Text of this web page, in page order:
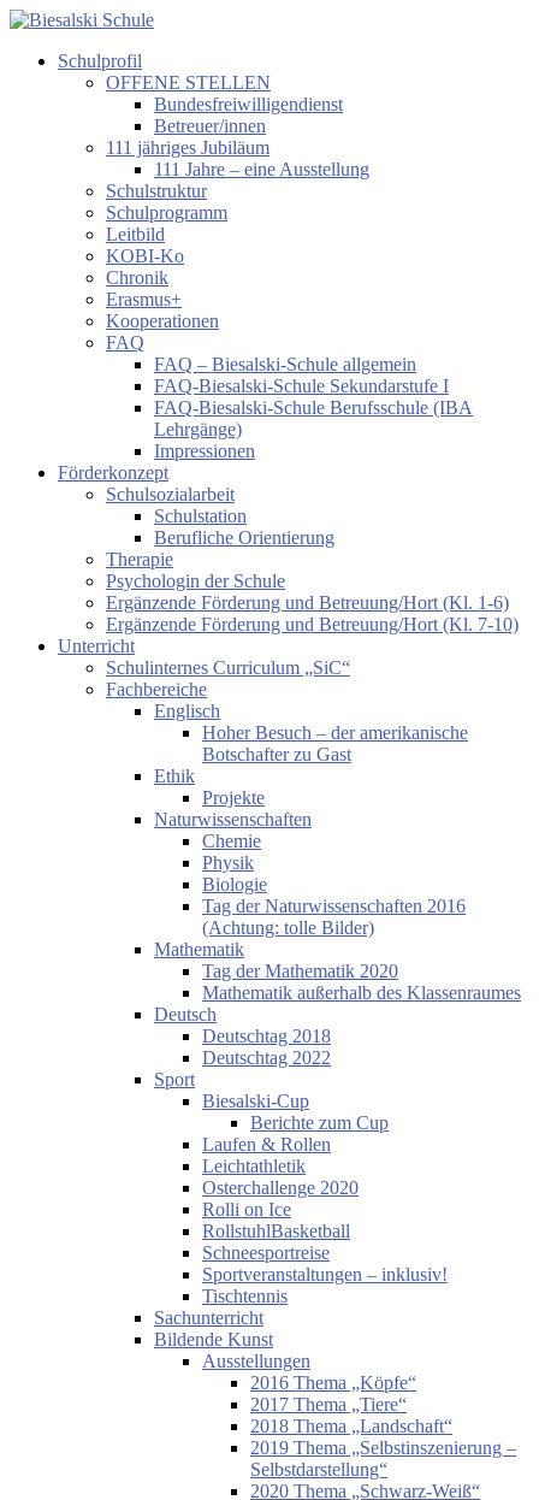
Zum
springen
Biesalski
Förderzentrum
körperliche
motorische
Entwicklung
Schulprofil
OFFENE STELLEN
Bundesfreiwilligendienst
Betreuer/innen
111 jähriges Jubiläum
111 Jahre – eine Ausstellung
Schulstruktur
Schulprogramm
Leitbild
KOBI-Ko
Chronik
Erasmus+
Kooperationen
FAQ
FAQ – Biesalski-Schule allgemein
FAQ-Biesalski-Schule Sekundarstufe I
FAQ-Biesalski-Schule Berufsschule (IBA
Lehrgänge)
Impressionen
Förderkonzept
Schulsozialarbeit
Schulstation
Berufliche Orientierung
Therapie
Psychologin der Schule
Ergänzende Förderung und Betreuung/Hort (Kl. 1-6)
Ergänzende Förderung und Betreuung/Hort (Kl. 7-10)
Unterricht
Schulinternes Curriculum „SiC“
Fachbereiche
Englisch
Hoher Besuch – der amerikanische
Botschafter zu Gast
Ethik
Projekte
Naturwissenschaften
Chemie
Physik
Biologie
Tag der Naturwissenschaften 2016
(Achtung: tolle Bilder)
Mathematik
Tag der Mathematik 2020
Mathematik außerhalb des Klassenraumes
Deutsch
Deutschtag 2018
Deutschtag 2022
Sport
Biesalski-Cup
Berichte zum Cup
Laufen & Rollen
Leichtathletik
Osterchallenge 2020
Rolli on Ice
RollstuhlBasketball
Schneesportreise
Sportveranstaltungen – inklusiv!
Tischtennis
Sachunterricht
Bildende Kunst
Ausstellungen
2016 Thema „Köpfe“
2017 Thema „Tiere“
2018 Thema „Landschaft“
2019 Thema „Selbstinszenierung –
Selbstdarstellung“
2020 Thema „Schwarz-Weiß“